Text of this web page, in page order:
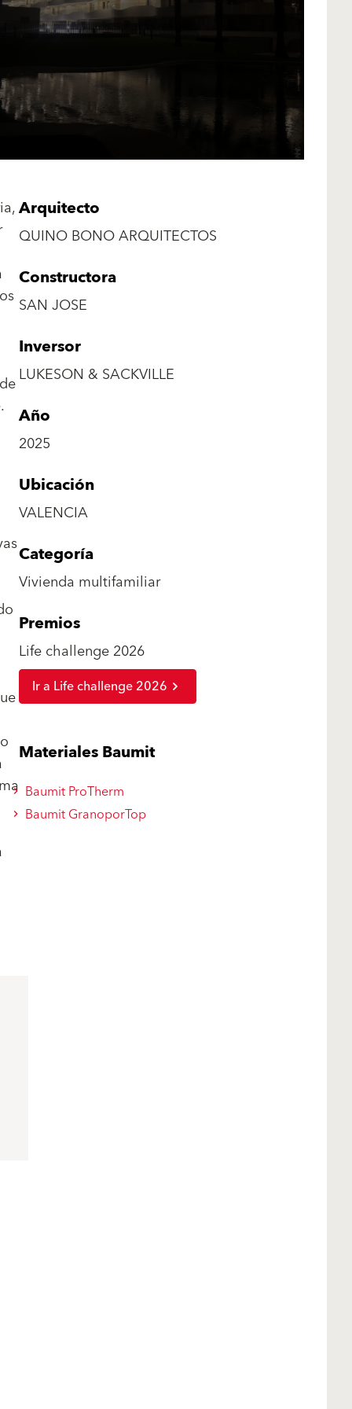
Arquitecto
QUINO BONO ARQUITECTOS
Constructora
SAN JOSE
Inversor
LUKESON & SACKVILLE
Año
2025
Ubicación
VALENCIA
Categoría
Vivienda multifamiliar
Premios
Life challenge 2026
Ir a Life challenge 2026
Materiales Baumit
Baumit ProTherm
Baumit GranoporTop